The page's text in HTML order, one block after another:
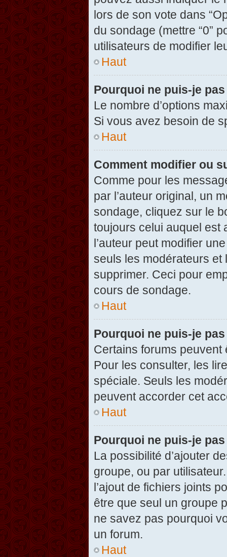
lors de son vote dans
du sondage (mettre “0”
utilisateurs de modifier
Haut
Pourquoi ne puis-je
Le nombre d’options
Si vous avez besoin de
Haut
Comment modifier ou
Comme pour les
par l’auteur original, un
sondage, cliquez sur le
toujours celui auquel est
l’auteur peut modifier
seuls les modérateurs et
supprimer. Ceci pour
cours de sondage.
Haut
Pourquoi ne puis-je
Certains forums
Pour les consulter, les
spéciale. Seuls les
peuvent accorder cet
Haut
Pourquoi ne puis-je
La possibilité d’ajouter
groupe, ou par
l’ajout de fichiers joints
être que seul un groupe
ne savez pas pourquoi
un forum.
Haut